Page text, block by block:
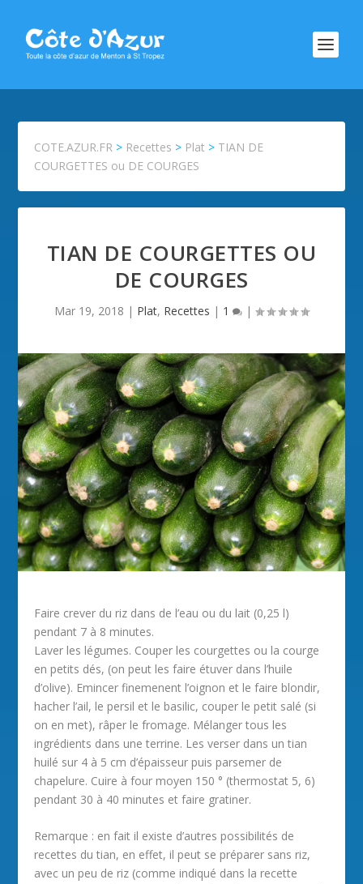
COTE.AZUR.FR > Recettes > Plat > TIAN DE
COURGETTES ou DE COURGES
TIAN DE COURGETTES OU
DE COURGES
Mar 19, 2018 | Plat, Recettes | 1 |
Faire crever du riz dans de l’eau ou du lait (0,25 l)
pendant 7 à 8 minutes.
Laver les légumes. Couper les courgettes ou la courge
en petits dés, (on peut les faire étuver dans l’huile
d’olive). Emincer finemenent l’oignon et le faire blondir,
hacher l’ail, le persil et le basilic, couper le petit salé (si
on en met), râper le fromage. Mélanger tous les
ingrédients dans une terrine. Les verser dans un tian
huilé sur 4 à 5 cm d’épaisseur puis parsemer de
chapelure. Cuire à four moyen 150 ° (thermostat 5, 6)
pendant 30 à 40 minutes et faire gratiner.
Remarque : en fait il existe d’autres possibilités de
recettes du tian, en effet, il peut se préparer sans riz,
avec un peu de riz (comme indiqué dans la recette